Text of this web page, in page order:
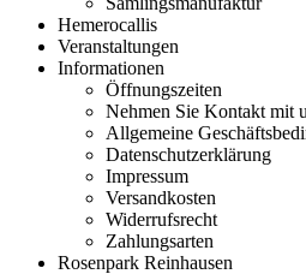
Hemerocallis
Veranstaltungen
Informationen
Öffnungszeiten
Nehmen Sie Kontakt mit
Allgemeine
Datenschutzerklärung
Impressum
Versandkosten
Widerrufsrecht
Zahlungsarten
Rosenpark Reinhausen